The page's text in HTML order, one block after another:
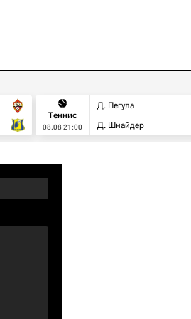
Теннис
08.08 21:00
Д. Пегула
Д. Шнайдер